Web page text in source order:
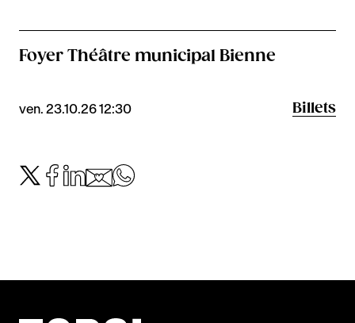
Foyer Théâtre municipal Bienne
ven. 23.10.26 12:30 Billets